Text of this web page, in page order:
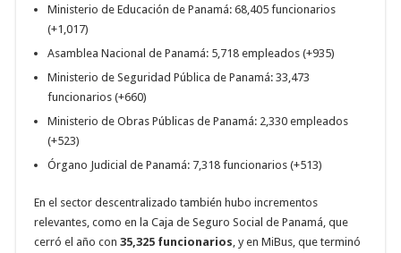
Ministerio de Educación de Panamá: 68,405 funcionarios
(+1,017)
Asamblea Nacional de Panamá: 5,718 empleados (+935)
Ministerio de Seguridad Pública de Panamá: 33,473
funcionarios (+660)
Ministerio de Obras Públicas de Panamá: 2,330 empleados
(+523)
Órgano Judicial de Panamá: 7,318 funcionarios (+513)
En el sector descentralizado también hubo incrementos
relevantes, como en la Caja de Seguro Social de Panamá, que
cerró el año con35,325 funcionarios , y en MiBus, que terminó